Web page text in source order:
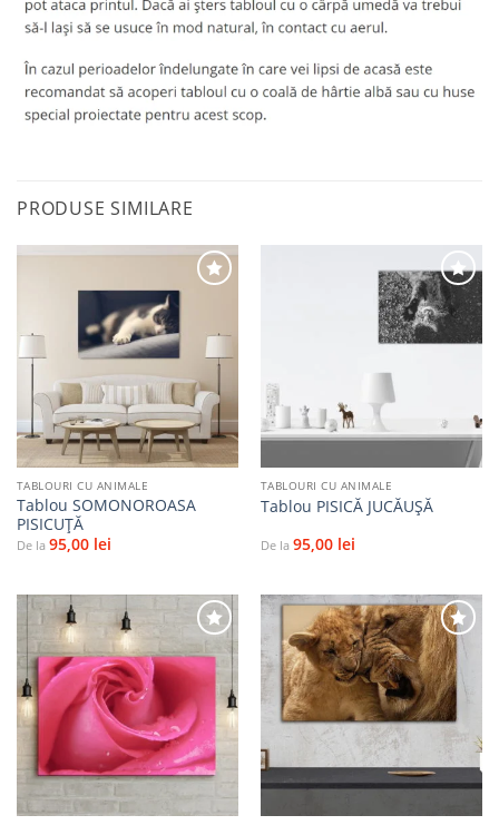
PRODUSE SIMILARE
Adaugă
la
favorite
TABLOURI CU ANIMALE
Tablou SOMONOROASA
PISICUȚĂ
De la 95,00 lei
Adaugă
TABLOURI CU ANIMALE
Tablou PISICĂ JUCĂUȘĂ
De la 95,00 lei
Adaugă
favorite
Adaugă
la
favorite